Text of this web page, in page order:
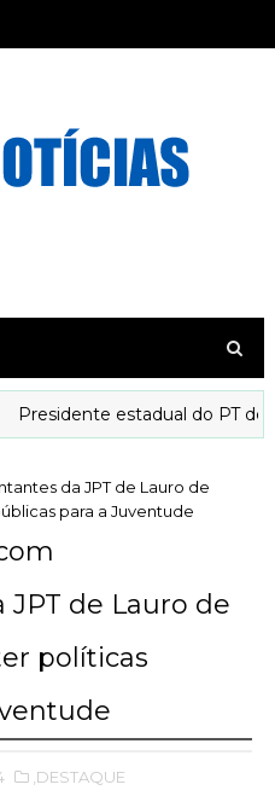
Presidente estadual do PT
da JPT de Lauro de
para a Juventude
de Lauro de
políticas
,DESTAQUE